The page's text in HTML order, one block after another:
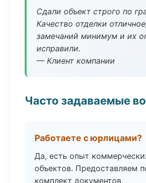
Сдали объект строго по
Качество отделки
замечаний минимум и их
исправили.
— Клиент компании
Часто задаваемые
Работаете с юрлицами?
Да, есть опыт
объектов. Предоставляем
комплект документов.